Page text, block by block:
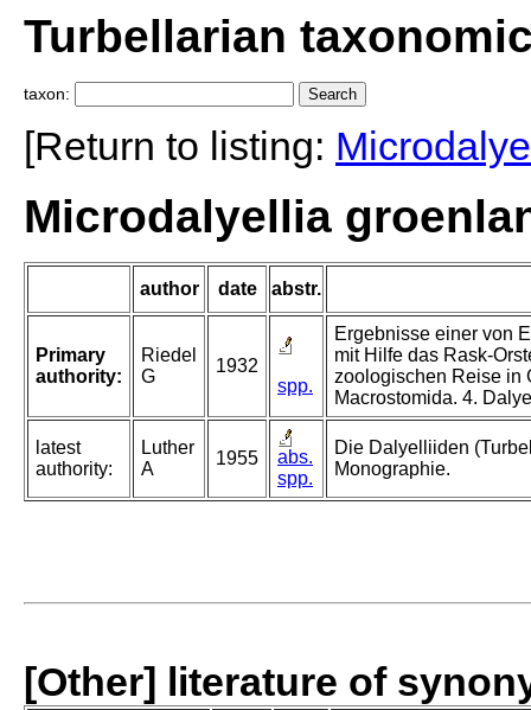
Turbellarian
taxon:
[Return to listing:
Microdalyellia
author date abstr.
Primary
authority:
Riedel
G
1932
spp.
Ergebnisse einer von
mit Hilfe das Rask-
zoologischen Reise in
Macrostomida. 4.
latest
authority:
Luther
A
1955
abs.
spp.
Die Dalyelliiden
Monographie.
[Other] literature of